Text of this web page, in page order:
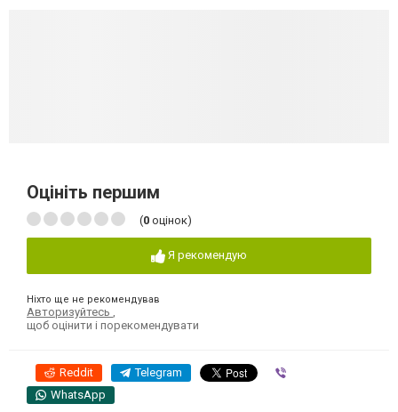
Оцініть першим
(0 оцінок)
Я рекомендую
Ніхто ще не рекомендував
Авторизуйтесь
щоб оцінити і порекомендувати
Reddit Telegram
WhatsApp